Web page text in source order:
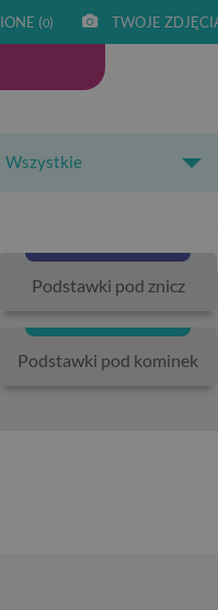
(0) TWOJE
Wszystkie
Podstawki pod znicz
Podstawki pod kominek